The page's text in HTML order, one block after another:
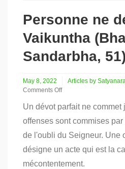
Personne ne
Vaikuntha
Sandarbha,
May 8, 2022 Articles by
Comments Off
Personne
ne
du
Vaikuntha
(Bhagavat
Sandarbha,
Un dévot parfait ne
offenses sont commises
de l'oubli du Seigneur. Une
désigne un acte qui est la
mécontentement.